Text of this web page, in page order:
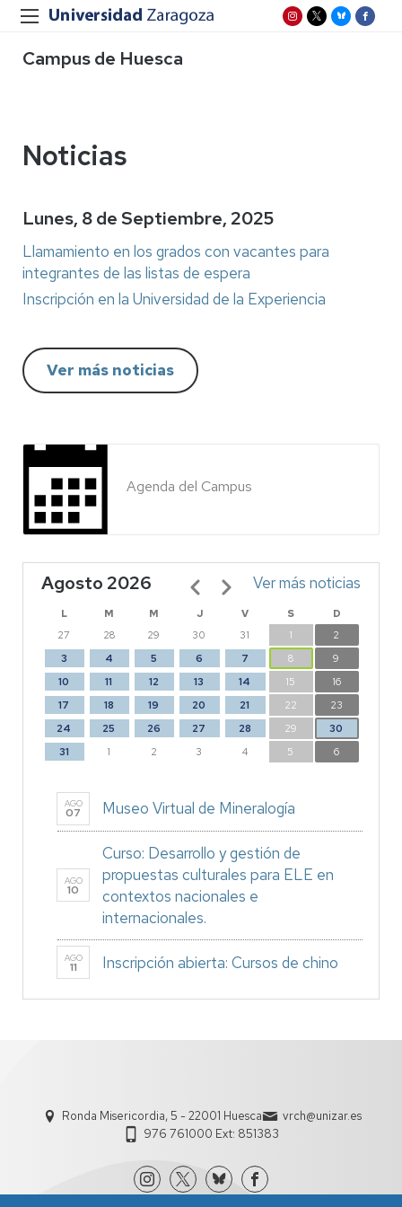
Campus de Huesca
Noticias
Lunes, 8 de Septiembre, 2025
Llamamiento en los grados con vacantes para
integrantes de las listas de espera
Inscripción en la Universidad de la Experiencia
Ver más noticias
Agenda del Campus
Agosto 2026
L M M J V S
D
27
28 29 30 31 1
2
3
4 5 6 7 8
9
10
11 12 13 14 15
16
17
18 19 20 21 22
23
24
25 26 27 28 29
30
31
1 2 3 4 5 6
Paginación Ver más noticias
AGO
07 Museo Virtual de Mineralogía
AGO
10
Curso: Desarrollo y gestión de
propuestas culturales para ELE en
contextos nacionales e
internacionales.
AGO
11 Inscripción abierta: Cursos de chino
Ronda Misericordia, 5 - 22001 Huesca
vrch@unizar.es
976 761000 Ext: 851383